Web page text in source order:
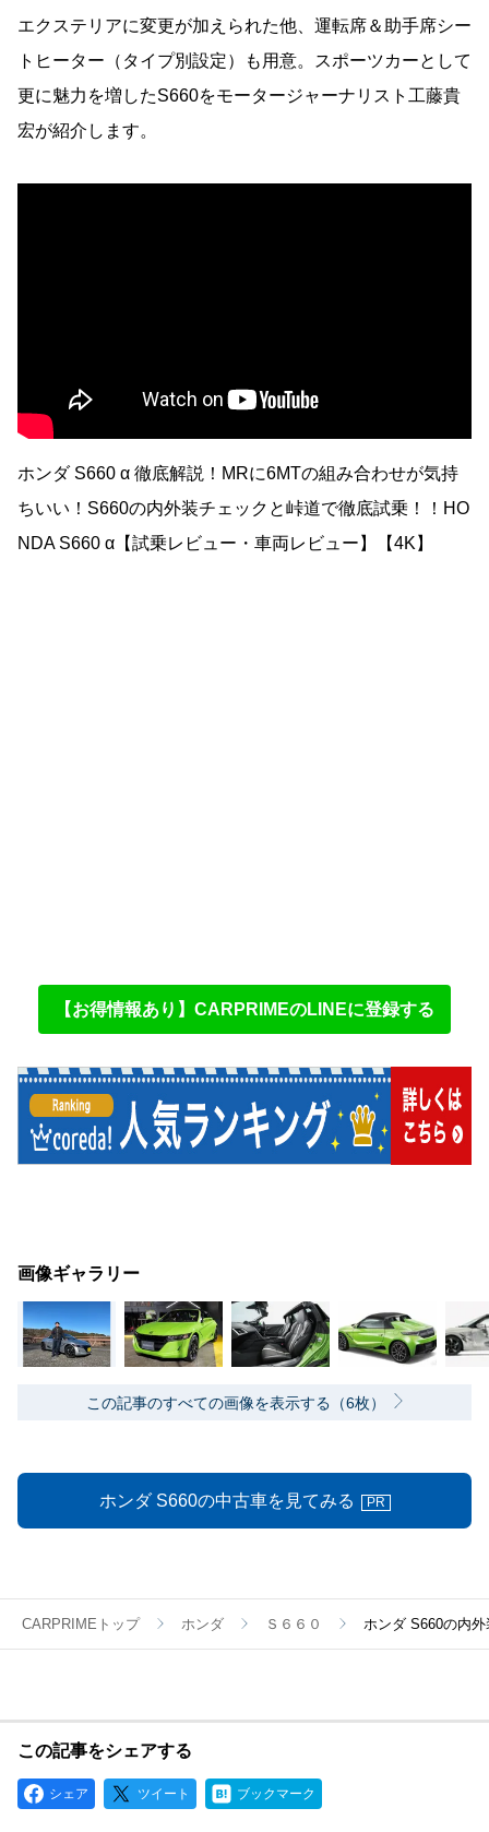
エクステリアに変更が加えられた他、運転席＆助手席シー
トヒーター（タイプ別設定）も用意。スポーツカーとして
更に魅力を増したS660をモータージャーナリスト工藤貴
宏が紹介します。
ホンダ S660 α 徹底解説！MRに6MTの組み合わせが気持
ちいい！S660の内外装チェックと峠道で徹底試乗！！HO
NDA S660 α【試乗レビュー・車両レビュー】【4K】
【お得情報あり】CARPRIMEのLINEに登録する
画像ギャラリー
この記事のすべての画像を表示する（6枚）
ホンダ S660の中古車を見てみる PR
CARPRIMEトップ ホンダ Ｓ６６０ ホンダ S660の内
この記事をシェアする
シェア ツイート ブックマーク